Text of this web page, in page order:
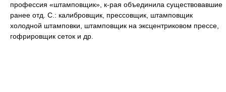
профессия «штамповщик», к-рая объединила существовавшие
ранее отд. С.: калибровщик, прессовщик, штамповщик
холодной штамповки, штамповщик на эксцентриковом прессе,
гофрировщик сеток и др.